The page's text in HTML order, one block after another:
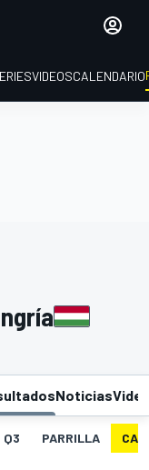
VIDEOSCALENDARIO
Noticias
Q3 PARRILLA